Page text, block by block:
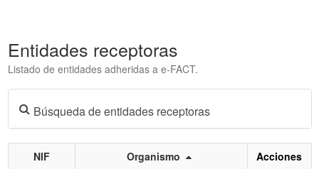
Entidades receptoras
Listado de entidades adheridas a e-FACT.
Búsqueda de entidades receptoras
NIF Organismo
Acciones